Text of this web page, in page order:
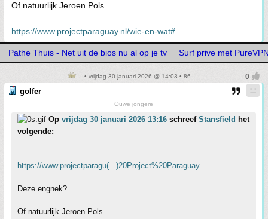
Of natuurlijk Jeroen Pols.
https://www.projectparaguay.nl/wie-en-wat#
Pathe Thuis - Net uit de bios nu al op je tv Surf prive met
• vrijdag 30 januari 2026 @ 14:03 • 86
golfer
Ouwe jongere
Op vrijdag 30 januari 2026 13:16 schreef Stansfield het
volgende:
https://www.projectparagu(...)20Project%20Paraguay.
Deze engnek?
Of natuurlijk Jeroen Pols.